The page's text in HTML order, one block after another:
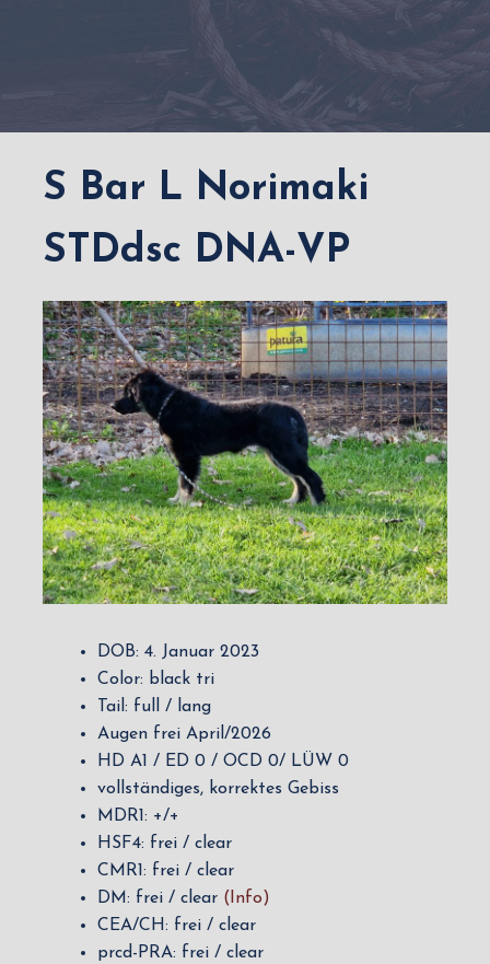
S Bar L Norimaki
STDdsc DNA-VP
DOB: 4. Januar 2023
Color: black tri
Tail: full / lang
Augen frei April/2026
HD A1 / ED 0 / OCD 0/ LÜW 0
vollständiges, korrektes Gebiss
MDR1: +/+
HSF4: frei / clear
CMR1: frei / clear
DM: frei / clear (Info)
CEA/CH: frei / clear
prcd-PRA: frei / clear